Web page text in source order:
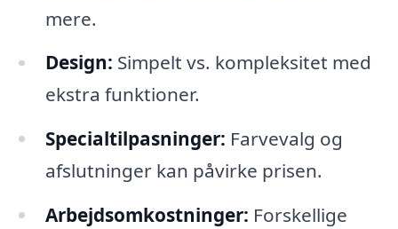
mere.
Design: Simpelt vs. kompleksitet med
ekstra funktioner.
Specialtilpasninger: Farvevalg og
afslutninger kan påvirke prisen.
Arbejdsomkostninger: Forskellige